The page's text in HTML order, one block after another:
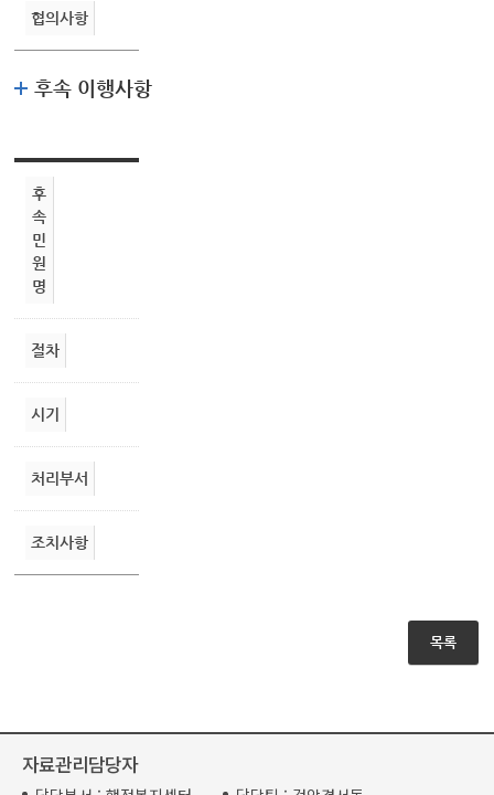
협의사항
후속 이행사항
후
속
민
원
명
절차
시기
처리부서
조치사항
목록
자료관리담당자